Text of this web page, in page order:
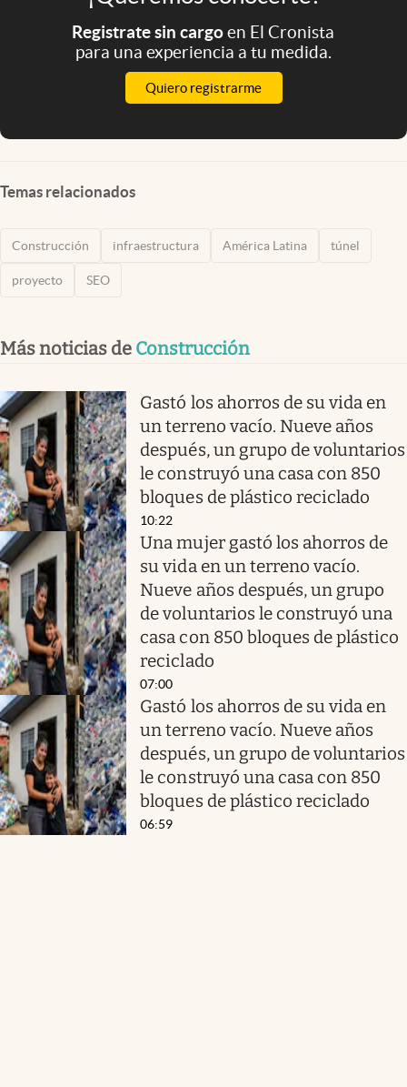
Registrate sin cargoen El Cronista
para una experiencia a tu medida.
Quiero registrarme
Temas relacionados
Construcción infraestructura América Latina túnel
proyecto SEO
Más noticias de Construcción
Gastó los ahorros de su vida en
un terreno vacío. Nueve años
después, un grupo de voluntarios
le construyó una casa con 850
bloques de plástico reciclado
10:22
Una mujer gastó los ahorros de
su vida en un terreno vacío.
Nueve años después, un grupo
de voluntarios le construyó una
casa con 850 bloques de plástico
reciclado
07:00
Gastó los ahorros de su vida en
un terreno vacío. Nueve años
después, un grupo de voluntarios
le construyó una casa con 850
bloques de plástico reciclado
06:59